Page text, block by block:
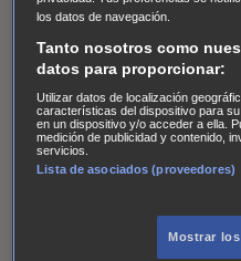
The Killing Kind
de personas
Ladrón de guante
AXN Masters of Sex
Nevers
Magpie Murders
los datos de navegación.
Tanto nosotros como
datos para proporcionar:
Utilizar datos de localización
características del dispositivo para
en un dispositivo y/o acceder a ella.
medición de publicidad y contenido,
servicios.
Lista de asociados (proveedores)
Mostrar